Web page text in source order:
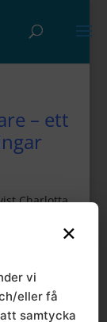
– ett
Charlotta
×
vi
eller få
samtycka